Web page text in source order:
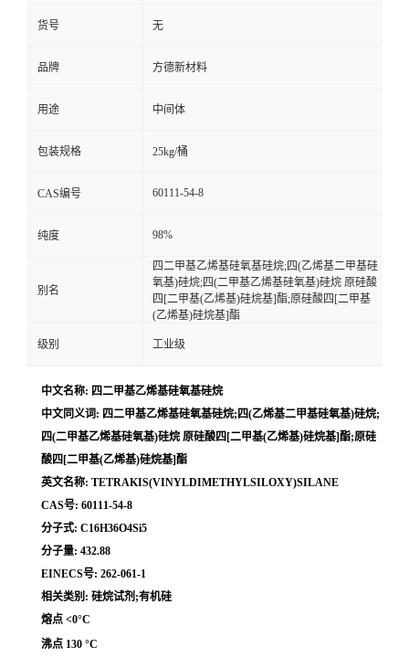
货号 无
品牌 方德新材料
用途 中间体
包装规格 25kg/桶
CAS编号 60111-54-8
纯度 98%
别名
四二甲基乙烯基硅氧基硅烷;四(乙烯基二甲基硅
氧基)硅烷;四(二甲基乙烯基硅氧基)硅烷 原硅酸
四[二甲基(乙烯基)硅烷基]酯;原硅酸四[二甲基
(乙烯基)硅烷基]酯
级别 工业级
中文名称: 四二甲基乙烯基硅氧基硅烷
中文同义词: 四二甲基乙烯基硅氧基硅烷;四(乙烯基二甲基硅氧基)硅烷;
四(二甲基乙烯基硅氧基)硅烷 原硅酸四[二甲基(乙烯基)硅烷基]酯;原硅
酸四[二甲基(乙烯基)硅烷基]酯
英文名称: TETRAKIS(VINYLDIMETHYLSILOXY)SILANE
CAS号: 60111-54-8
分子式: C16H36O4Si5
分子量: 432.88
EINECS号: 262-061-1
相关类别: 硅烷试剂;有机硅
熔点 <0°C
沸点 130 °C